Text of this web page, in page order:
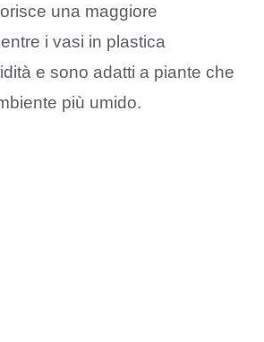
una maggiore
i vasi in plastica
e sono adatti a piante che
più umido.